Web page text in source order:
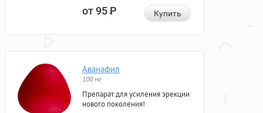
от 95Р Купить
Аванафил
100 мг
Препарат для усиления эрекции
нового поколения!